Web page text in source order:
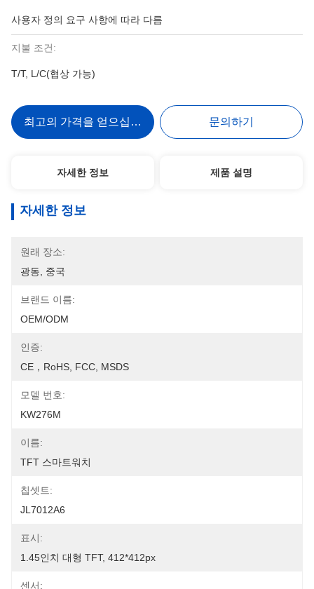
사용자 정의 요구 사항에 따라 다름
지불 조건:
T/T, L/C(협상 가능)
최고의 가격을 얻으십시오 문의하기
자세한 정보 제품 설명
자세한 정보
원래 장소:
광동, 중국
브랜드 이름:
OEM/ODM
인증:
CE，RoHS, FCC, MSDS
모델 번호:
KW276M
이름:
TFT 스마트워치
칩셋트:
JL7012A6
표시:
1.45인치 대형 TFT, 412*412px
센서: